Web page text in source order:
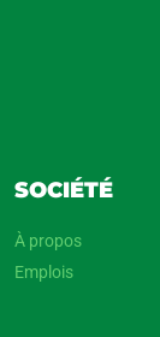
SOCIÉTÉ
À propos
Emplois